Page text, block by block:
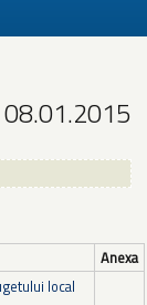
Anexa
local